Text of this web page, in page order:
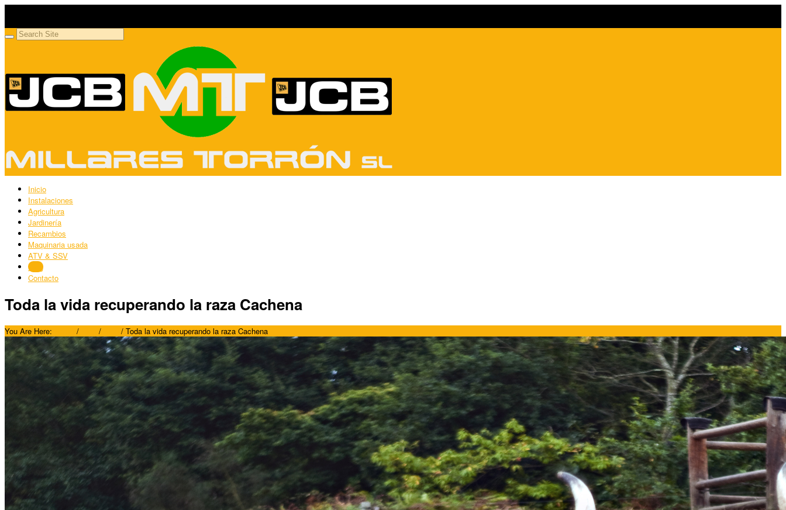
Inicio
Instalaciones
Agricultura
Jardinería
Recambios
Maquinaria usada
ATV & SSV
Blog
Contacto
Toda la vida recuperando la raza Cachena
You Are Here: / / / Toda la vida recuperando la raza Cachena